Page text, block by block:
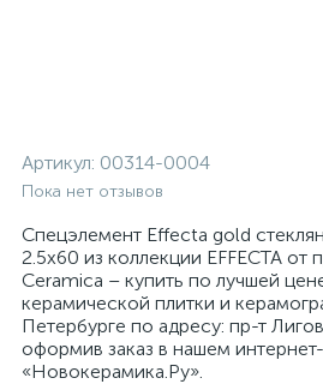
Артикул: 00314-0004
Пока нет отзывов
Спецэлемент Effecta gold
2.5x60 из коллекции EFFECTA от
Ceramica – купить по лучшей
керамической плитки и
Петербурге по адресу: пр-т
оформив заказ в нашем
«Новокерамика.Ру».